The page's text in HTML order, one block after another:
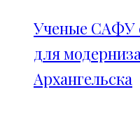
Ученые САФУ
для
Архангельска